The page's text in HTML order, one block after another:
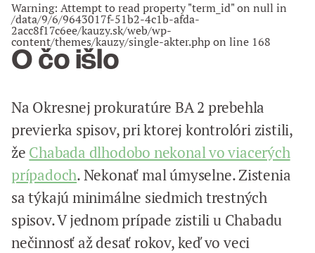
Warning: Attempt to read property "term_id" on null in
/data/9/6/9643017f-51b2-4c1b-afda-
2acc8f17c6ee/kauzy.sk/web/wp-
content/themes/kauzy/single-akter.php on line 168
O čo išlo
Na Okresnej prokuratúre BA 2 prebehla
previerka spisov, pri ktorej kontrolóri zistili,
že Chabada dlhodobo nekonal vo viacerých
prípadoch. Nekonať mal úmyselne. Zistenia
sa týkajú minimálne siedmich trestných
spisov. V jednom prípade zistili u Chabadu
nečinnosť až desať rokov, keď vo veci